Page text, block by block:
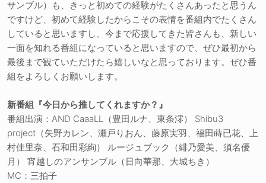
サンブル）も、きっと初めての経験がたくさんあったと思うん
ですけど、初めて経験したからこその表情を番組内でたくさん
していると思いますし、今まで応援してきた皆さんも、新しい
一面を知れる番組になっていると思いますので、ぜひ最初から
最後まで観ていただけたら嬉しいなと思っております。ぜひ番
組をよろしくお願いします。
新番組『今日から推してくれますか？』
番組出演：AND CaaaLL（豊田ルナ、東条澪） Shibu3
project（矢野カレン、瀬戸りおん、藤原実羽、福田蒔已花、上
村佳里奈、石和田彩絢） ルージュブック（緋乃愛美、須名優
月） 宵越しのアンサンブル（日向華那、大城ちき）
MC：三拍子